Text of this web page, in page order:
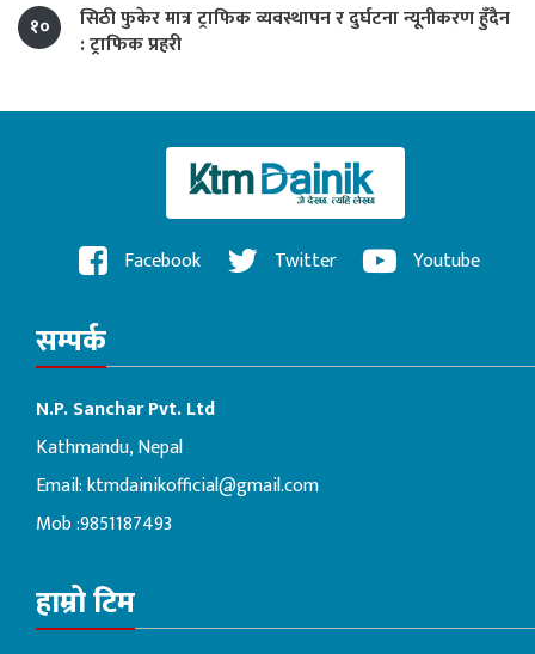
१०
सिठी फुकेर मात्र ट्राफिक व्यवस्थापन र दुर्घटना न्यूनीकरण हुँदैन
: ट्राफिक प्रहरी
Facebook Twitter Youtube
सम्पर्क
N.P. Sanchar Pvt. Ltd
Kathmandu, Nepal
Email:ktmdainikofficial@gmail.com
Mob :9851187493
हाम्रो टिम